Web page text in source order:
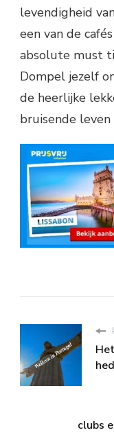
levendigheid
een van de
absolute must
Dompel jezelf
de heerlijke
bruisende
clubs